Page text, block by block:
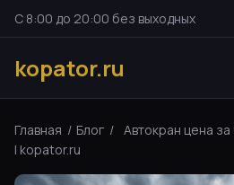
С 8:00 до 20:00 без выходных
kopator.ru
Главная / Блог / Автокран цена
| kopator.ru